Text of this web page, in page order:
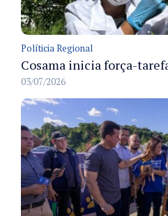
Políticia Regional
03/07/2026